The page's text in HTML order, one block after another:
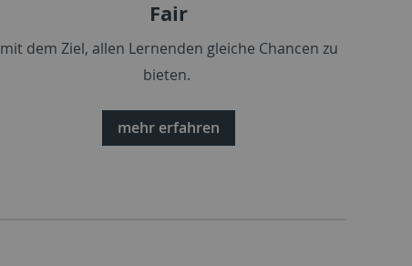
Fair
mit dem Ziel, allen Lernenden gleiche Chancen zu
bieten.
mehr erfahren